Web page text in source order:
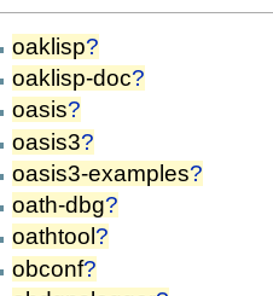
oaklisp?
oaklisp-doc?
oasis?
oasis3?
oasis3-examples?
oath-dbg?
oathtool ?
obconf?